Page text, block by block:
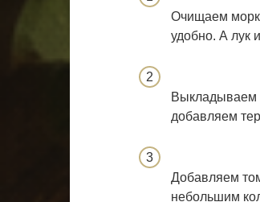
Очищаем
удобно. А лук
Выкладываем
добавляем
Добавляем
небольшим